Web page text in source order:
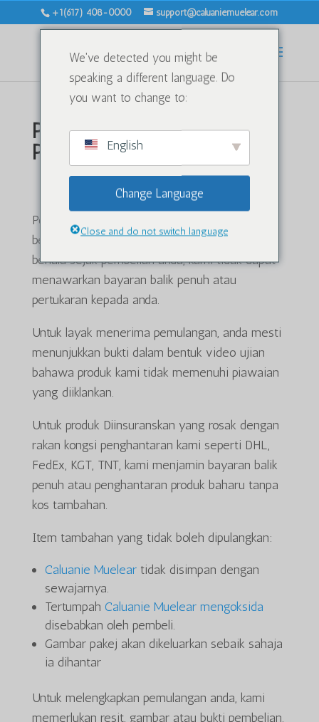
+1(617) 408-0000 support@caluaniemuelear.com
Polisi Bayaran Balik dan
Pemulangan
Gambaran keseluruhan
Polisi bayaran balik dan pemulangan kami
berlangsung selama 30 hari. Jika 30 hari telah
berlalu sejak pembelian anda, kami tidak dapat
menawarkan bayaran balik penuh atau
pertukaran kepada anda.
Untuk layak menerima pemulangan, anda mesti
menunjukkan bukti dalam bentuk video ujian
bahawa produk kami tidak memenuhi piawaian
yang diiklankan.
Untuk produk Diinsuranskan yang rosak dengan
rakan kongsi penghantaran kami seperti DHL,
FedEx, KGT, TNT, kami menjamin bayaran balik
penuh atau penghantaran produk baharu tanpa
kos tambahan.
Item tambahan yang tidak boleh dipulangkan:
Caluanie Mueleartidak disimpan dengan
sewajarnya.
Tertumpah Caluanie Muelear mengoksida
disebabkan oleh pembeli.
Gambar pakej akan dikeluarkan sebaik sahaja
ia dihantar
Untuk melengkapkan pemulangan anda, kami
memerlukan resit, gambar atau bukti pembelian.
We've detected you might be
speaking a different language. Do
you want to change to:
English
Change Language
Close and do not switch language